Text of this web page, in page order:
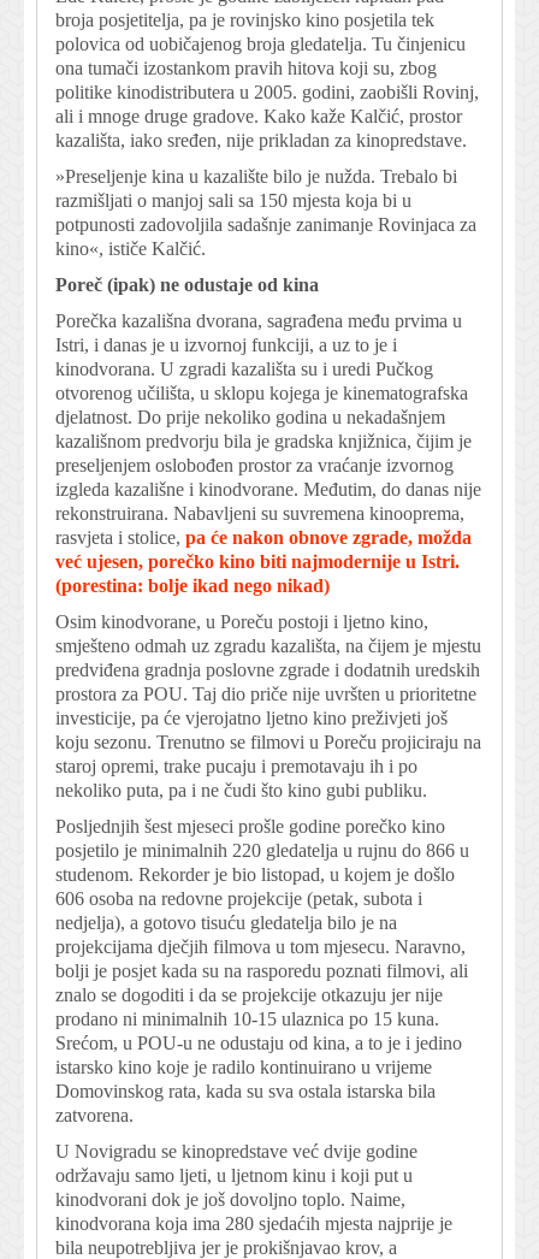
broja posjetitelja, pa je rovinjsko kino posjetila tek
polovica od uobičajenog broja gledatelja. Tu činjenicu
ona tumači izostankom pravih hitova koji su, zbog
politike kinodistributera u 2005. godini, zaobišli Rovinj,
ali i mnoge druge gradove. Kako kaže Kalčić, prostor
kazališta, iako sređen, nije prikladan za kinopredstave.
»Preseljenje kina u kazalište bilo je nužda. Trebalo bi
razmišljati o manjoj sali sa 150 mjesta koja bi u
potpunosti zadovoljila sadašnje zanimanje Rovinjaca za
kino«, ističe Kalčić.
Poreč (ipak) ne odustaje od kina
Porečka kazališna dvorana, sagrađena među prvima u
Istri, i danas je u izvornoj funkciji, a uz to je i
kinodvorana. U zgradi kazališta su i uredi Pučkog
otvorenog učilišta, u sklopu kojega je kinematografska
djelatnost. Do prije nekoliko godina u nekadašnjem
kazališnom predvorju bila je gradska knjižnica, čijim je
preseljenjem oslobođen prostor za vraćanje izvornog
izgleda kazališne i kinodvorane. Međutim, do danas nije
rekonstruirana. Nabavljeni su suvremena kinooprema,
rasvjeta i stolice, pa će nakon obnove zgrade, možda
već ujesen, porečko kino biti najmodernije u Istri.
(porestina: bolje ikad nego nikad)
Osim kinodvorane, u Poreču postoji i ljetno kino,
smješteno odmah uz zgradu kazališta, na čijem je mjestu
predviđena gradnja poslovne zgrade i dodatnih uredskih
prostora za POU. Taj dio priče nije uvršten u prioritetne
investicije, pa će vjerojatno ljetno kino preživjeti još
koju sezonu. Trenutno se filmovi u Poreču projiciraju na
staroj opremi, trake pucaju i premotavaju ih i po
nekoliko puta, pa i ne čudi što kino gubi publiku.
Posljednjih šest mjeseci prošle godine porečko kino
posjetilo je minimalnih 220 gledatelja u rujnu do 866 u
studenom. Rekorder je bio listopad, u kojem je došlo
606 osoba na redovne projekcije (petak, subota i
nedjelja), a gotovo tisuću gledatelja bilo je na
projekcijama dječjih filmova u tom mjesecu. Naravno,
bolji je posjet kada su na rasporedu poznati filmovi, ali
znalo se dogoditi i da se projekcije otkazuju jer nije
prodano ni minimalnih 10-15 ulaznica po 15 kuna.
Srećom, u POU-u ne odustaju od kina, a to je i jedino
istarsko kino koje je radilo kontinuirano u vrijeme
Domovinskog rata, kada su sva ostala istarska bila
zatvorena.
U Novigradu se kinopredstave već dvije godine
održavaju samo ljeti, u ljetnom kinu i koji put u
kinodvorani dok je još dovoljno toplo. Naime,
kinodvorana koja ima 280 sjedaćih mjesta najprije je
bila neupotrebljiva jer je prokišnjavao krov, a